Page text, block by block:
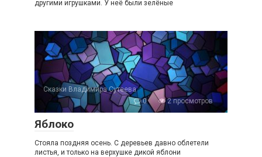
другими игрушками. У неё были зелёные
Сказки Владимира Сутеева
0
2 просмотров
Яблоко
Стояла поздняя осень. С деревьев давно облетели
листья, и только на верхушке дикой яблони